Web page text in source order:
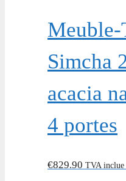
Simcha
acacia
4 portes
€829.90 TVA inclue